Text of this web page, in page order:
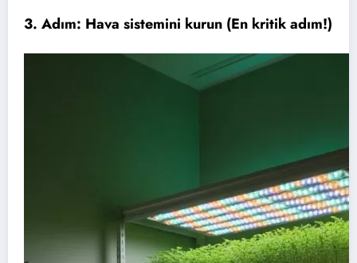
3. Adım: Hava sistemini kurun (En kritik adım!)